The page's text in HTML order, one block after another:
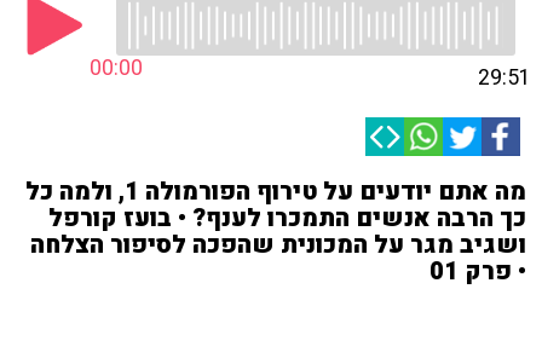
00:00 29:51
מה אתם יודעים על טירוף הפורמולה 1, ולמה כל
כך הרבה אנשים התמכרו לענף? • בועז קורפל
ושגיב מגר על המכונית שהפכה לסיפור הצלחה
• פרק 01